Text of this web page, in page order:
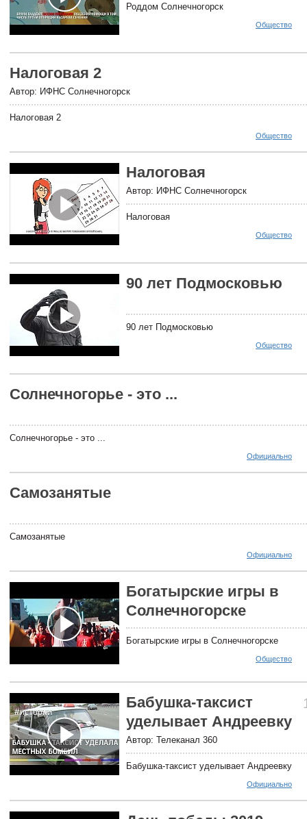
Роддом Солнечногорск
Общество
Налоговая 2
Автор: ИФНС Солнечногорск
Налоговая 2
Общество
Налоговая
Автор: ИФНС Солнечногорск
Налоговая
Общество
90 лет Подмосковью
90 лет Подмосковью
Общество
Солнечногорье - это ...
Солнечногорье - это ...
Официально
Самозанятые
Самозанятые
Официально
Богатырские игры в
Солнечногорске
Богатырские игры в Солнечногорске
Общество
Бабушка-таксист
уделывает Андреевку
Автор: Телеканал 360
Бабушка-таксист уделывает Андреевку
Официально